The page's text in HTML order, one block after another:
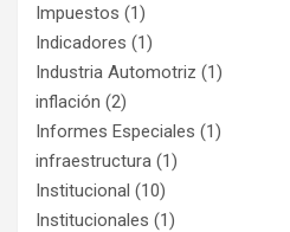
Impuestos (1)
Indicadores (1)
Industria Automotriz (1)
inflación (2)
Informes Especiales (1)
infraestructura (1)
Institucional (10)
Institucionales (1)